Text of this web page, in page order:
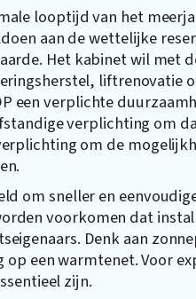
looptijd van het
aan de wettelijke
Het kabinet wil
liftrenovatie
een verplichte
verplichting om
om de
om sneller en
voorkomen dat
Denk aan
een warmtenet. Voor
zijn.